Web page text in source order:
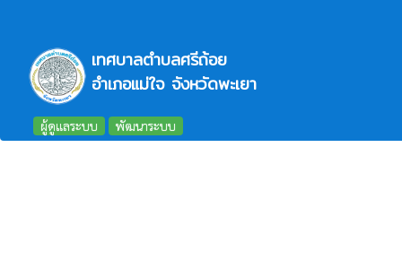
เทศบาลตำบลศรีถ้อย
อำเภอแม่ใจ จังหวัดพะเยา
ผู้ดูแลระบบ พัฒนาระบบ